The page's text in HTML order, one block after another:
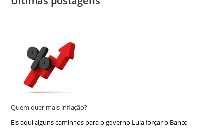
Quem quer mais inflação?
Eis aqui alguns caminhos para o governo Lula forçar o Banco